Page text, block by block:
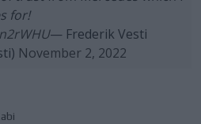
for!
— Frederik Vesti
November 2, 2022